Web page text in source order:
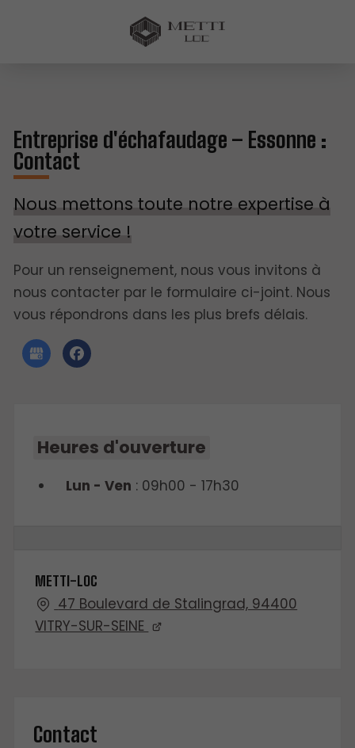
Entreprise d'échafaudage – Essonne :
Contact
Nous mettons toute notre expertise à
votre service !
Pour un renseignement, nous vous invitons à
nous contacter par le formulaire ci-joint. Nous
vous répondrons dans les plus brefs délais.
Heures d'ouverture
Lun - Ven : 09h00 - 17h30
METTI-LOC
47 Boulevard de Stalingrad, 94400
VITRY-SUR-SEINE
Contact